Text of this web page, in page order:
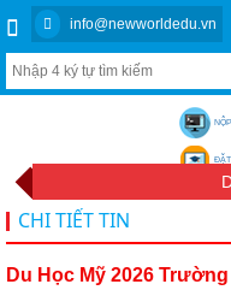
info@newworldedu.vn
CHI TIẾT TIN
Du Học Mỹ 2026